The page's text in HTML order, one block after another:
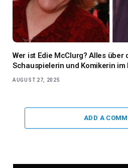
Wer ist Edie McClurg? Alles über
Schauspielerin und Komikerin im
AUGUST 27, 2025
ADD A